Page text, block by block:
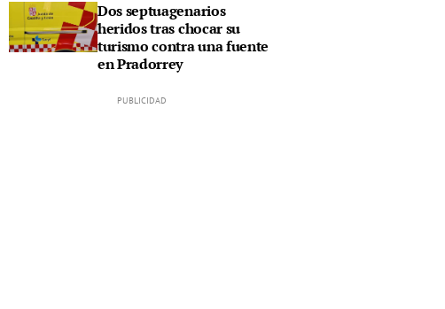
Dos septuagenarios
heridos tras chocar su
turismo contra una fuente
en Pradorrey